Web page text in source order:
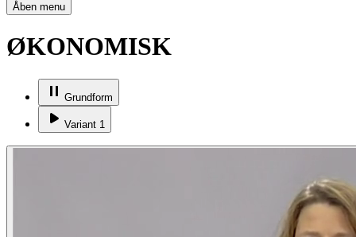
Åben menu
ØKONOMISK
Grundform
Variant 1